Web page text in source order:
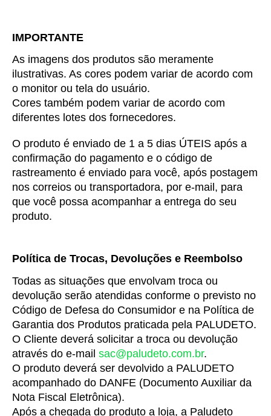
IMPORTANTE
As imagens dos produtos são meramente
ilustrativas. As cores podem variar de acordo com
o monitor ou tela do usuário.
Cores também podem variar de acordo com
diferentes lotes dos fornecedores.
O produto é enviado de 1 a 5 dias ÚTEIS após a
confirmação do pagamento e o código de
rastreamento é enviado para você, após postagem
nos correios ou transportadora, por e-mail, para
que você possa acompanhar a entrega do seu
produto.
Política de Trocas, Devoluções e Reembolso
Todas as situações que envolvam troca ou
devolução serão atendidas conforme o previsto no
Código de Defesa do Consumidor e na Política de
Garantia dos Produtos praticada pela PALUDETO.
O Cliente deverá solicitar a troca ou devolução
através do e-mail sac@paludeto.com.br.
O produto deverá ser devolvido a PALUDETO
acompanhado do DANFE (Documento Auxiliar da
Nota Fiscal Eletrônica).
Após a chegada do produto a loja, a Paludeto